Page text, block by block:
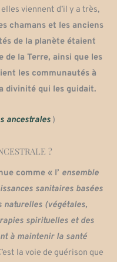
viennent d’il y a très,
chamans et les anciens
de la planète étaient
de la Terre, ainsi que les
les communautés à
divinité qui les guidait.
ancestrales)
?
comme « l’ ensemble
sanitaires basées
naturelles (végétales,
spirituelles et des
à maintenir la santé
la voie de guérison que